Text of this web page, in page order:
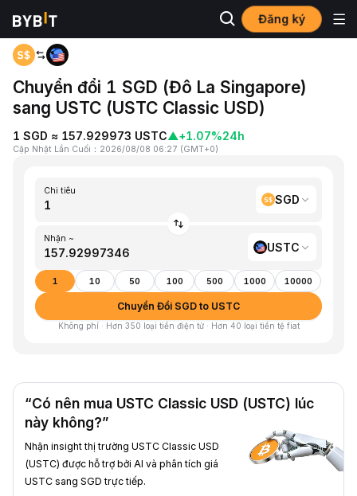
Đăng ký
Trang chủ
Chuyển đổi 1 SGD (Đô La Singapore)
sang USTC (USTC Classic USD)
1 SGD ≈ 157.929973 USTC▲+1.07%24h
Cập Nhật Lần Cuối ： 2026/08/08 06:27 (GMT+0)
Chi tiêu
SGD
Nhận ~
USTC
1 10 50 100 500 1000 10000
Chuyển Đổi SGD to USTC
Không phí · Hơn 350 loại tiền điện tử · Hơn 40 loại tiền tệ fiat
“Có nên mua USTC Classic USD (USTC) lúc
này không?”
Nhận insight thị trường USTC Classic USD
(USTC) được hỗ trợ bởi AI và phân tích giá
USTC sang SGD trực tiếp.